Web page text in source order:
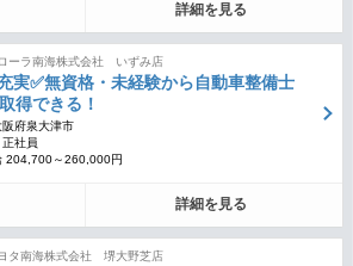
詳細を見る
ーラ南海株式会社 いずみ店
実✅無資格・未経験から自動車整備士
得できる！
阪府泉大津市
正社員
204,700～260,000円
詳細を見る
タ南海株式会社 堺大野芝店